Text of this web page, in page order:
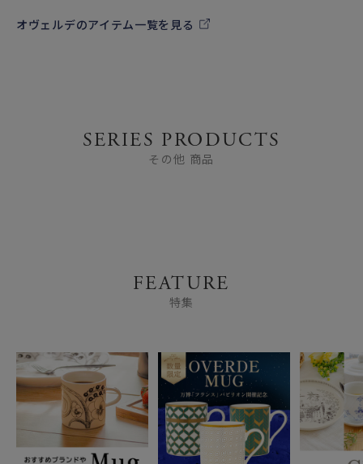
オヴェルデのアイテム一覧を見る
SERIES PRODUCTS
その他 商品
FEATURE
特集